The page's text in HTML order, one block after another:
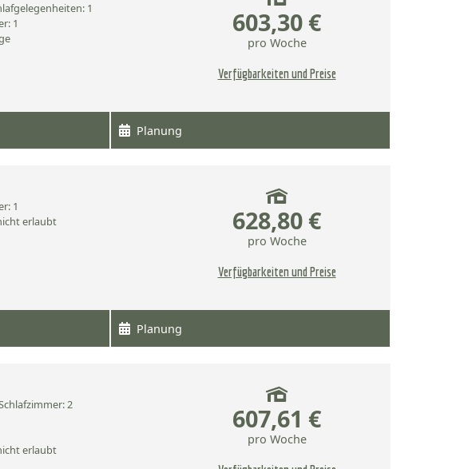
1
1
603,30 €
pro Woche
Verfügbarkeiten und Preise
Planung
1
erlaubt 628,80 €
pro Woche
Verfügbarkeiten und Preise
Planung
2
erlaubt
607,61 €
pro Woche